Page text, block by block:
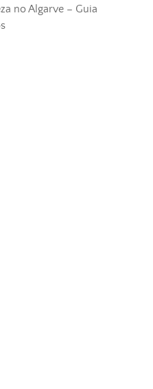
no Algarve – Guia